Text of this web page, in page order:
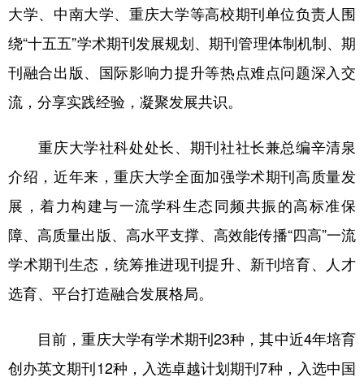
大学、中南大学、重庆大学等高校期刊单位负责人围
绕“十五五”学术期刊发展规划、期刊管理体制机制、期
刊融合出版、国际影响力提升等热点难点问题深入交
流，分享实践经验，凝聚发展共识。
重庆大学社科处处长、期刊社社长兼总编辛清泉
介绍，近年来，重庆大学全面加强学术期刊高质量发
展，着力构建与一流学科生态同频共振的高标准保
障、高质量出版、高水平支撑、高效能传播“四高”一流
学术期刊生态，统筹推进现刊提升、新刊培育、人才
选育、平台打造融合发展格局。
目前，重庆大学有学术期刊23种，其中近4年培育
创办英文期刊12种，入选卓越计划期刊7种，入选中国